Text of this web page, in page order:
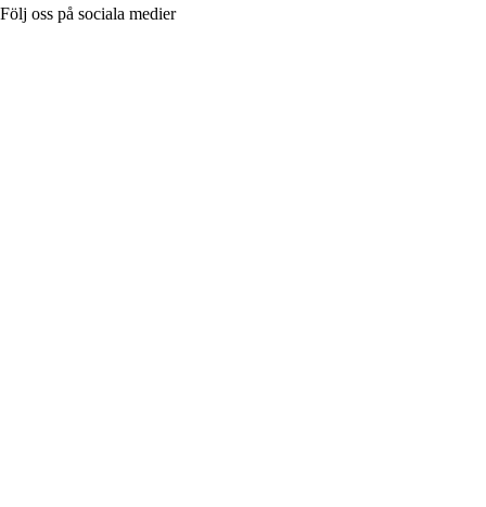
Följ oss på sociala medier